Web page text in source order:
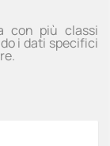
con più classi
i dati specifici